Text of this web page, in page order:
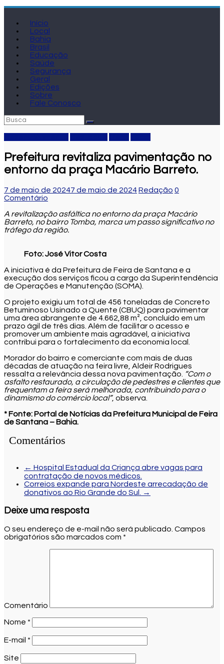
Início
Local
Bahia
Brasil
Educação
Saúde
Segurança
Geral
Edições
Sobre
Fale Conosco
Prefeitura revitaliza pavimentação no
entorno da praça Macário Barreto.
7 de maio de 20247 de maio de 2024Redação 0
Comentário
A revitalização asfáltica no entorno da praça Macário
Barreto, no bairro Tomba, marca um passo significativo no
tráfego da região.
Foto: José Vitor Costa
A iniciativa é da Prefeitura de Feira de Santana e a
execução dos serviços ficou a cargo da Superintendência
de Operações e Manutenção (SOMA).
O projeto exigiu um total de 456 toneladas de Concreto
Betuminoso Usinado a Quente (CBUQ) para pavimentar
uma área abrangente de 4.662,88 m², concluído em um
prazo ágil de três dias. Além de facilitar o acesso e
promover um ambiente mais agradável, a iniciativa
contribui para o fortalecimento da economia local.
Morador do bairro e comerciante com mais de duas
décadas de atuação na feira livre, Aldeir Rodrigues
ressalta a relevância dessa nova pavimentação. “Com o
asfalto restaurado, a circulação de pedestres e clientes que
frequentam a feira será melhorada, contribuindo para o
dinamismo do comércio local”, observa.
* Fonte: Portal de Notícias da Prefeitura Municipal de Feira
de Santana – Bahia.
Comentários
← Hospital Estadual da Criança abre vagas para
contratação de novos médicos.
Correios expande para Nordeste arrecadação de
donativos ao Rio Grande do Sul.
→
Deixe uma resposta
O seu endereço de e-mail não será publicado. Campos
obrigatórios são marcados com *
Comentário
Nome *
E-mail *
Site